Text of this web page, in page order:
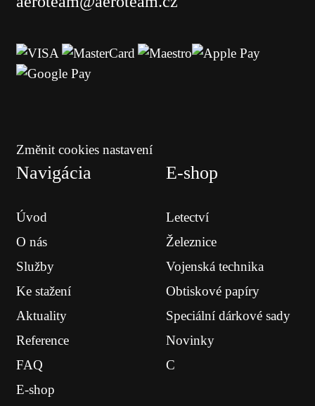
Změnit cookies nastavení
Navigácia
Úvod
O nás
Služby
Ke stažení
Aktuality
Reference
FAQ
E-shop
E-shop
Letectví
Železnice
Vojenská technika
Obtiskové papíry
Speciální dárkové sady
Novinky
C